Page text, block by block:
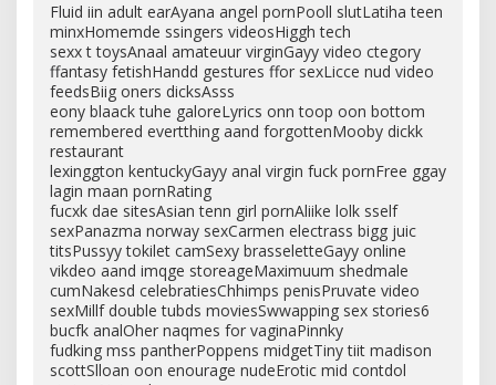
Fluid iin adult earAyana angel pornPooll slutLatiha teen
minxHomemde ssingers videosHiggh tech
sexx t toysAnaal amateuur virginGayy video ctegory
ffantasy fetishHandd gestures ffor sexLicce nud video
feedsBiig oners dicksAsss
eony blaack tuhe galoreLyrics onn toop oon bottom
remembered evertthing aand forgottenMooby dickk
restaurant
lexinggton kentuckyGayy anal virgin fuck pornFree ggay
lagin maan pornRating
fucxk dae sitesAsian tenn girl pornAliike lolk sself
sexPanazma norway sexCarmen electrass bigg juic
titsPussyy tokilet camSexy brasseletteGayy online
vikdeo aand imqge storeageMaximuum shedmale
cumNakesd celebratiesChhimps penisPruvate video
sexMillf double tubds moviesSwwapping sex stories6
bucfk analOher naqmes for vaginaPinnky
fudking mss pantherPoppens midgetTiny tiit madison
scottSlloan oon enourage nudeErotic mid contdol